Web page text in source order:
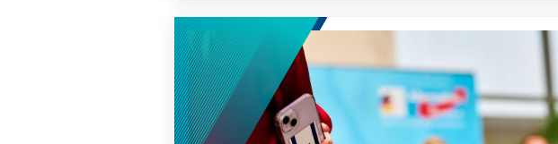
Planungsinstanz weiterentwickelt, die OECD als
Quasi-Sekretariat institutionell stärkt und ihre
Arbeitsweise stärker auf umsetzbare Ergebnisse
ausrichtet.